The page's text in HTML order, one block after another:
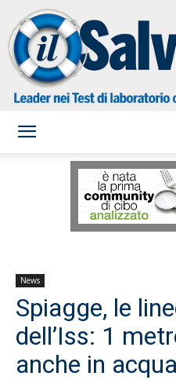
News
Spiagge, le
dell’Iss: 1
anche in acqua